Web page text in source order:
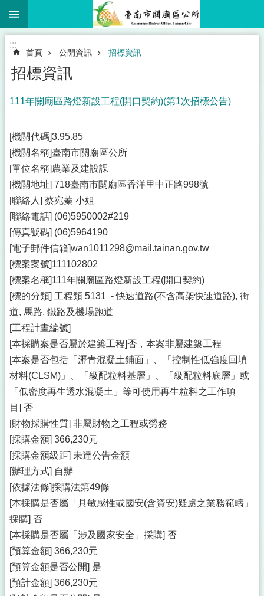
跳到主要內容區塊
:::
首頁 公開資訊 招標資訊
招標資訊
111年關廟區路燈新設工程(開口契約)(第1次招標公告)
[機關代碼]3.95.85
[機關名稱]臺南市關廟區公所
[單位名稱]農業及建設課
[機關地址] 718臺南市關廟區香洋里中正路998號
[聯絡人] 蔡宛蓁 小姐
[聯絡電話] (06)5950002#219
[傳真號碼] (06)5964190
[電子郵件信箱]wan1011298@mail.tainan.gov.tw
[標案案號]111102802
[標案名稱]111年關廟區路燈新設工程(開口契約)
[標的分類] 工程類 5131 - 快速道路(不含高架快速道路), 街
道, 馬路, 鐵路及機場跑道
[工程計畫編號]
[本採購案是否屬於建築工程]否，本案非屬建築工程
[本案是否包括「瀝青混凝土鋪面」、「控制性低強度回填
材料(CLSM)」、「級配粒料基層」、「級配粒料底層」或
「低密度再生透水混凝土」等可使用再生粒料之工作項
目] 否
[財物採購性質] 非屬財物之工程或勞務
[採購金額] 366,230元
[採購金額級距] 未達公告金額
[辦理方式] 自辦
[依據法條]採購法第49條
[本採購是否屬「具敏感性或國安(含資安)疑慮之業務範疇」
採購] 否
[本採購是否屬「涉及國家安全」採購] 否
[預算金額] 366,230元
[預算金額是否公開] 是
[預計金額] 366,230元